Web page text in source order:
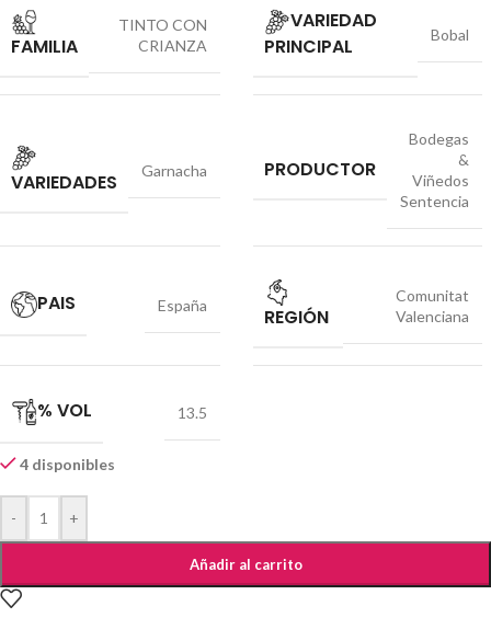
FAMILIA
TINTO CON
CRIANZA
VARIEDAD
PRINCIPAL
Bobal
VARIEDADES Garnacha PRODUCTOR
Bodegas
&
Viñedos
Sentencia
PAIS España REGIÓN
Comunitat
Valenciana
% VOL 13.5
4 disponibles
- +
Añadir al carrito